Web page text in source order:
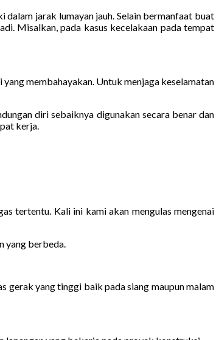
jarak lumayan jauh. Selain bermanfaat buat
Misalkan, pada kasus kecelakaan pada tempat
membahayakan. Untuk menjaga keselamatan
diri sebaiknya digunakan secara benar dan
kerja.
tertentu. Kali ini kami akan mengulas mengenai
yang berbeda.
gerak yang tinggi baik pada siang maupun malam